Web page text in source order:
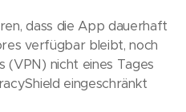
dass die App dauerhaft
verfügbar bleibt, noch
(VPN) nicht eines Tages
eingeschränkt